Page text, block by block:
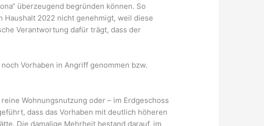
überzeugend begründen können. So
Haushalt 2022 nicht genehmigt, weil diese
Verantwortung dafür trägt, dass der
Vorhaben in Angriff genommen bzw.
Wohnungsnutzung oder – im Erdgeschoss
dass das Vorhaben mit deutlich höheren
Die damalige Mehrheit bestand darauf, im